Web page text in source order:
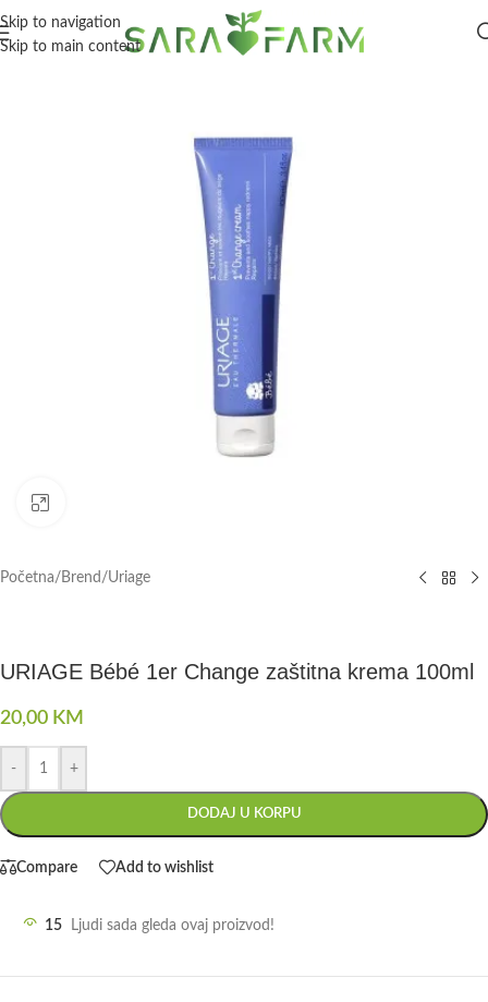
Skip to navigation
Skip to main content
Početna/ Brend /Uriage
URIAGE Bébé 1er Change zaštitna krema 100ml
20,00 KM
- +
DODAJ U KORPU
Compare Add to wishlist
15 Ljudi sada gleda ovaj proizvod!